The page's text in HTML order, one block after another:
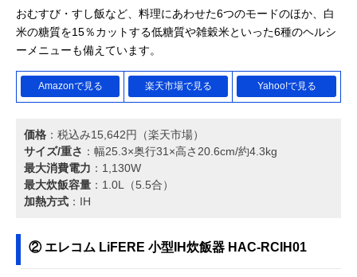
Amazonで見る
クッカー RCR-1
ニューいろいろ
1.6kg
Amazonで見る
パナソニック
V10BA
飽きの来ない、う
幅28.5×奥行
Amazonで見る
リンナイ(Rinnai)
ガス炊飯器 直火匠
RR-100MTT 都市
能炊飯器グルメ炊
き RM-200H
の4合用コンパク
ト炊飯器
高さ19.5cm/約
おむすび・すし飯など、料理にあわせた6つのモードのほか、白
米の糖質を15％カットする低糖質や雑穀米といった6種のヘルシ
ーメニューも備えています。
Amazonで見る 楽天市場で見る Yahoo!で見る
価格 ：税込み15,642円（楽天市場）
サイズ/重さ ：幅25.3×奥行31×高さ20.6cm/約4.3kg
最大消費電力 ：1,130W
最大炊飯容量 ：1.0L（5.5合）
加熱方式 ：IH
② エレコム LiFERE 小型IH炊飯器 HAC-RCIH01